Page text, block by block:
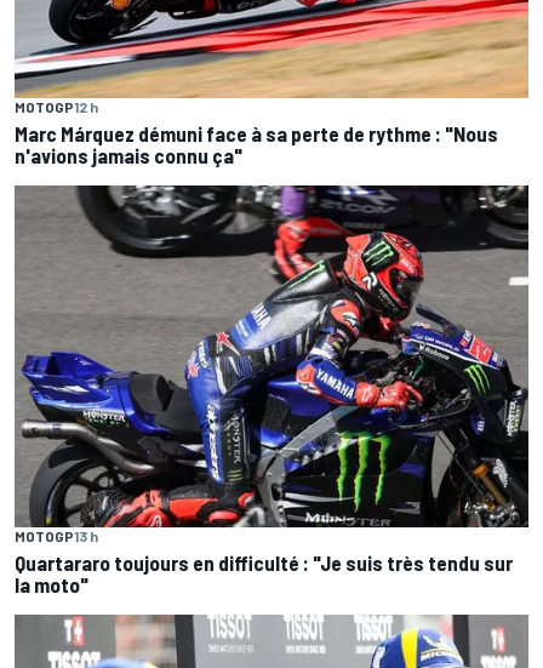
MOTOGP12 h
Marc Márquez démuni face à sa perte de rythme : "Nous
n'avions jamais connu ça"
MOTOGP13 h
Quartararo toujours en difficulté : "Je suis très tendu sur
la moto"